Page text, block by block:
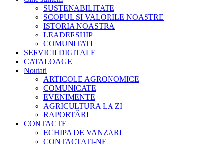
SUSTENABILITATE
SCOPUL SI VALORILE NOASTRE
ISTORIA NOASTRA
LEADERSHIP
COMUNITATI
SERVICII DIGITALE
CATALOAGE
Noutati
ARTICOLE AGRONOMICE
COMUNICATE
EVENIMENTE
AGRICULTURA LA ZI
RAPORTĂRI
CONTACTE
ECHIPA DE VANZARI
CONTACTATI-NE